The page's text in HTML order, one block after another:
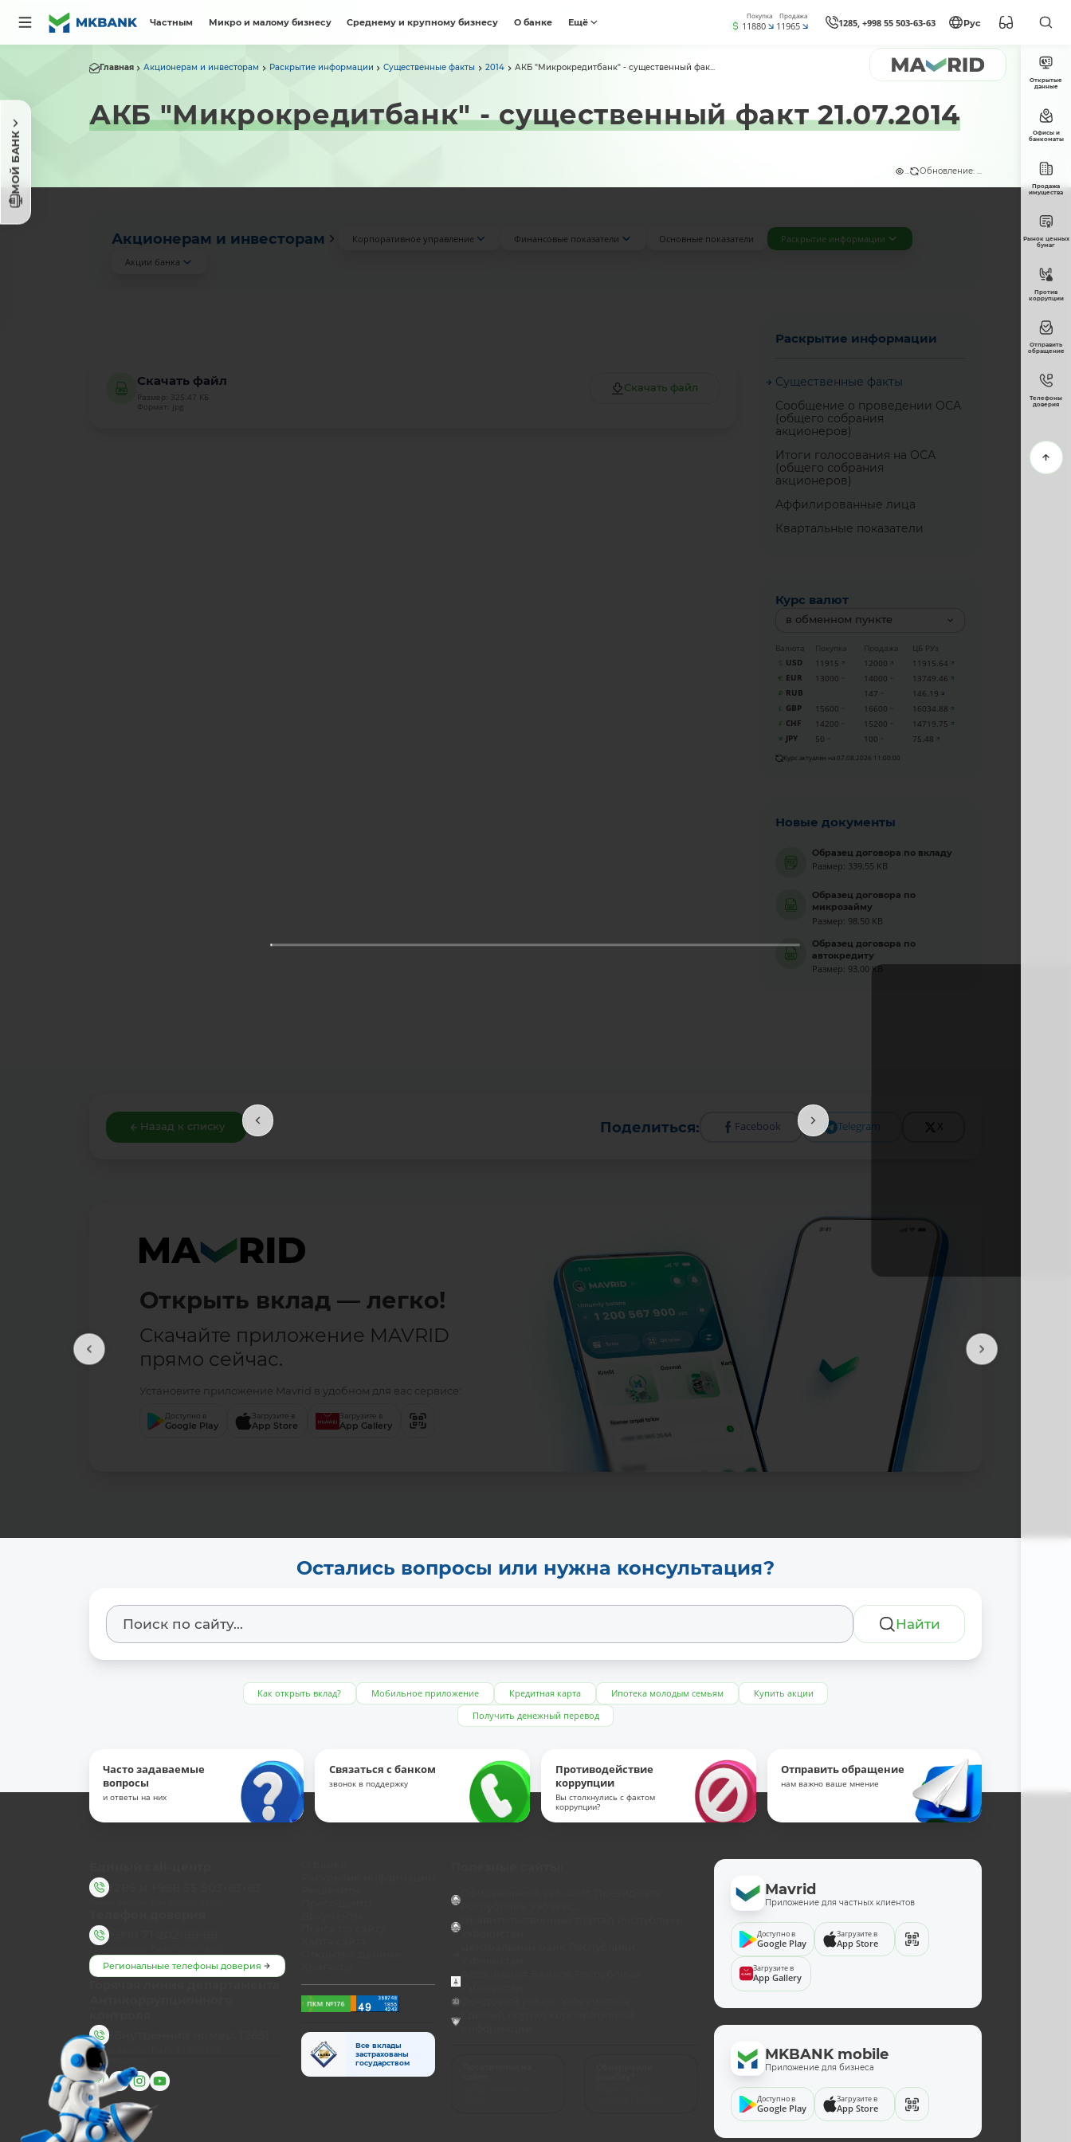
Частным Микро и малому бизнесу Среднему и крупному бизнесу О банке Ещё
Покупка
11880
Продажа
11965 1285, +998 55 503-63-63 Рус
МОЙ БАНК
Главная Акционерам и инвесторам Раскрытие информации Существенные факты 2014 АКБ "Микрокредитбанк" - существенный фак...
АКБ "Микрокредитбанк" - существенный факт 21.07.2014
... Обновление: ...
Акционерам и инвесторам Корпоративное управление Финансовые показатели Основные показатели
Раскрытие информации
Акции банка
Скачать файл
Размер: 325.47 КБ
Формат: jpg
Скачать файл
Раскрытие информации
Существенные факты
Сообщение о проведении ОСА
(общего собрания
акционеров)
Итоги голосования на ОСА
(общего собрания
акционеров)
Аффилированные лица
Квартальные показатели
Курс валют
в обменном пункте
Валюта Покупка Продажа
ЦБ РУз
USD
11915 12000
11915.64
EUR
13000 14000
13749.46
RUB
147
146.19
GBP
15600 16600
16034.88
CHF
14200 15200
14719.75
JPY
50 100 75.48
Курс актуален на 07.08.2026 11:00:00
Новые документы
Образец договора по вкладу
Размер: 339.55 KB
Образец договора по
микрозайму
Размер: 98.50 KB
Образец договора по
автокредиту
Размер: 93.00 KB
Назад к списку Поделиться: Facebook Telegram X
Открыть вклад — легко!
Скачайте приложение MAVRID
прямо сейчас.
Установите приложение Mavrid в удобном для вас сервисе:
Доступно в
Google Play
Загрузите в
App Store
Загрузите в
App Gallery
Остались вопросы или нужна консультация?
Найти
Как открыть вклад? Мобильное приложение Кредитная карта Ипотека молодым семьям
Купить акции
Получить денежный перевод
Часто задаваемые
вопросы
и ответы на них
Связаться с банком
звонок в поддержку
Противодействие
коррупции
Вы столкнулись с фактом
коррупции?
Отправить обращение
нам важно ваше мнение
Открытые
данные
Офисы и
банкоматы
Продажа
имущества
Рынок ценных
бумаг
Против
коррупции
Отправить
обращение
Телефоны
доверия
Региональные телефоны доверия
Режим работы: Пн-Пт 09:00-18:00
Мы в соцсетях:
Все вклады
застрахованы
государством
Mavrid
Приложение для частных клиентов
Доступно в
Google Play
Загрузите в
App Store
Загрузите в
App Gallery
MKBANK mobile
Приложение для бизнеса
Доступно в
Google Play
Загрузите в
App Store